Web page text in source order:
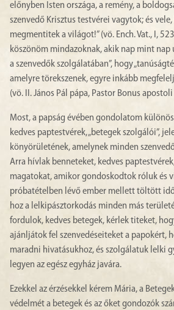
előnyben Isten országa, a remény, a
szenvedő Krisztus testvérei vagytok; és
megmentitek a világot!” (vö. Ench. Vat., I,
köszönöm mindazoknak, akik nap mint nap
a szenvedők szolgálatában”, hogy
amelyre törekszenek, egyre inkább
(vö. II. János Pál pápa, Pastor Bonus
Most, a papság évében gondolatom
kedves paptestvérek, „betegek szolgálói”,
könyörületének, amelynek minden
Arra hívlak benneteket, kedves
magatokat, amikor gondoskodtok róluk és
próbatételben lévő ember mellett töltött
hoz a lelkipásztorkodás minden más
fordulok, kedves betegek, kérlek titeket,
ajánljátok fel szenvedéseiteket a papokért,
maradni hivatásukhoz, és szolgálatuk lelki
legyen az egész egyház javára.
Ezekkel az érzésekkel kérem Mária, a
védelmét a betegek és az őket gondozók